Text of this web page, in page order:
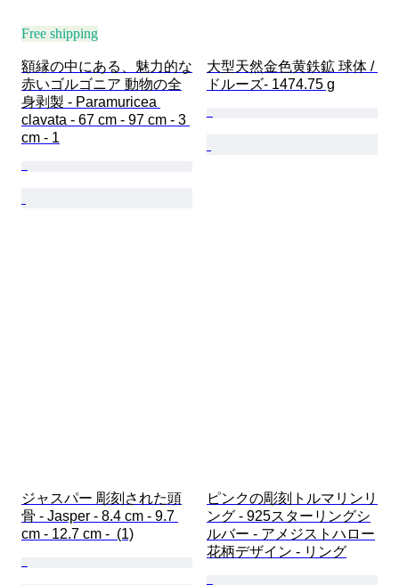
Free shipping
額縁の中にある、魅力的な
赤いゴルゴニア 動物の全
身剥製 - Paramuricea
clavata - 67 cm - 97 cm - 3
cm - 1
大型天然金色黄鉄鉱 球体 /
ドルーズ- 1474.75 g
ジャスパー 彫刻された頭
骨 - Jasper - 8.4 cm - 9.7
cm - 12.7 cm -  (1)
ピンクの彫刻トルマリンリ
ング - 925スターリングシ
ルバー - アメジストハロー
花柄デザイン - リング